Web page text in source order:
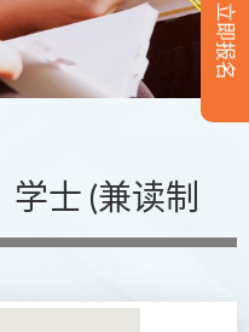
立即报名
士 (兼读制